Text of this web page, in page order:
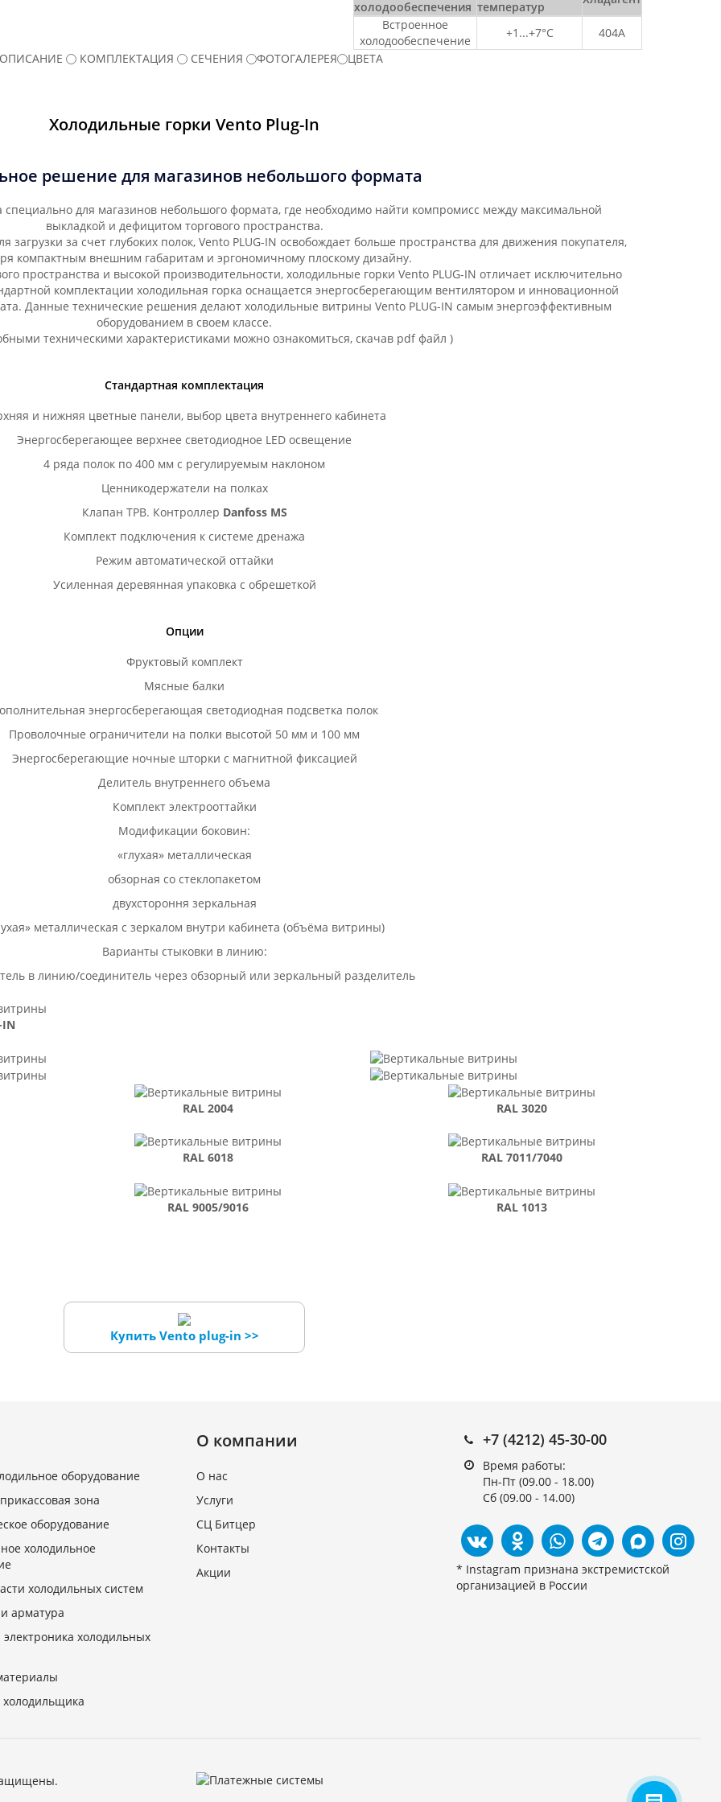
холодообеспечения температур
Встроенное
холодообеспечение
+1...+7°C
404A
ОПИСАНИЕ
КОМПЛЕКТАЦИЯ СЕЧЕНИЯ ФОТОГАЛЕРЕЯ ЦВЕТА
Холодильные горки Vento Plug-In
решение для магазинов небольшого формата
специально для магазинов небольшого формата, где необходимо найти компромисс между максимальной
выкладкой и дефицитом торгового пространства.
за счет глубоких полок, Vento PLUG-IN освобождает больше пространства для движения покупателя,
компактным внешним габаритам и эргономичному плоскому дизайну.
пространства и высокой производительности, холодильные горки Vento PLUG-IN отличает исключительно
комплектации холодильная горка оснащается энергосберегающим вентилятором и инновационной
Данные технические решения делают холодильные витрины Vento PLUG-IN самым энергоэффективным
оборудованием в своем классе.
техническими характеристиками можно ознакомиться, скачав pdf файл )
Стандартная комплектация
и нижняя цветные панели, выбор цвета внутреннего кабинета
Энергосберегающее верхнее светодиодное LED освещение
4 ряда полок по 400 мм с регулируемым наклоном
Ценникодержатели на полках
Клапан ТРВ. Контроллер Danfoss MS
Комплект подключения к системе дренажа
Режим автоматической оттайки
Усиленная деревянная упаковка с обрешеткой
Опции
Фруктовый комплект
Мясные балки
энергосберегающая светодиодная подсветка полок
Проволочные ограничители на полки высотой 50 мм и 100 мм
Энергосберегающие ночные шторки с магнитной фиксацией
Делитель внутреннего объема
Комплект электрооттайки
Модификации боковин:
«глухая» металлическая
обзорная со стеклопакетом
двухстороння зеркальная
металлическая с зеркалом внутри кабинета (объёма витрины)
Варианты стыковки в линию:
в линию/соединитель через обзорный или зеркальный разделитель
RAL 2004 RAL 3020
RAL 6018 RAL 7011/7040
RAL 9005/9016 RAL 1013
Купить Vento plug-in >>
оборудование
зона
оборудование
холодильное
холодильных систем
арматура
холодильных
О компании
О нас
Услуги
СЦ Битцер
Контакты
Акции
+7 (4212) 45-30-00
Время работы:
Пн-Пт (09.00 - 18.00)
Сб (09.00 - 14.00)
* Instagram признана экстремистской
организацией в России